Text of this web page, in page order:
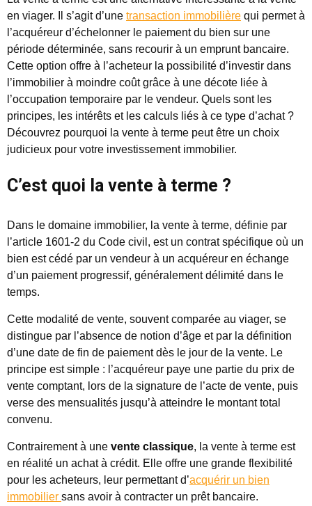
en viager. Il s’agit d’une transaction immobilière qui permet à
l’acquéreur d’échelonner le paiement du bien sur une
période déterminée, sans recourir à un emprunt bancaire.
Cette option offre à l’acheteur la possibilité d’investir dans
l’immobilier à moindre coût grâce à une décote liée à
l’occupation temporaire par le vendeur. Quels sont les
principes, les intérêts et les calculs liés à ce type d’achat ?
Découvrez pourquoi la vente à terme peut être un choix
judicieux pour votre investissement immobilier.
C’est quoi la vente à terme ?
Dans le domaine immobilier, la vente à terme, définie par
l’article 1601-2 du Code civil, est un contrat spécifique où un
bien est cédé par un vendeur à un acquéreur en échange
d’un paiement progressif, généralement délimité dans le
temps.
Cette modalité de vente, souvent comparée au viager, se
distingue par l’absence de notion d’âge et par la définition
d’une date de fin de paiement dès le jour de la vente. Le
principe est simple : l’acquéreur paye une partie du prix de
vente comptant, lors de la signature de l’acte de vente, puis
verse des mensualités jusqu’à atteindre le montant total
convenu.
Contrairement à une vente classique, la vente à terme est
en réalité un achat à crédit. Elle offre une grande flexibilité
pour les acheteurs, leur permettant d’acquérir un bien
immobilier sans avoir à contracter un prêt bancaire.